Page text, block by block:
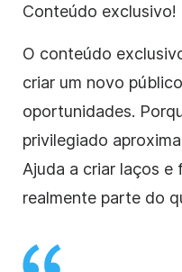
Conteúdo exclusivo!
O conteúdo
criar um novo
oportunidades.
privilegiado
Ajuda a criar laços
realmente parte do